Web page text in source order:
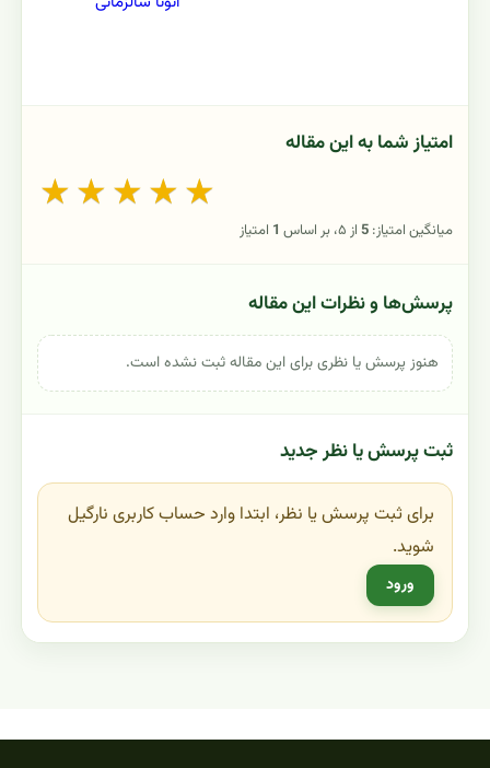
امتیاز شما به این مقاله
★ ★ ★ ★ ★
میانگین امتیاز: 5از ۵، بر اساس 1 امتیاز
پرسش‌ها و نظرات این مقاله
هنوز پرسش یا نظری برای این مقاله ثبت نشده است.
ثبت پرسش یا نظر جدید
برای ثبت پرسش یا نظر، ابتدا وارد حساب کاربری نارگیل
شوید.
ورود